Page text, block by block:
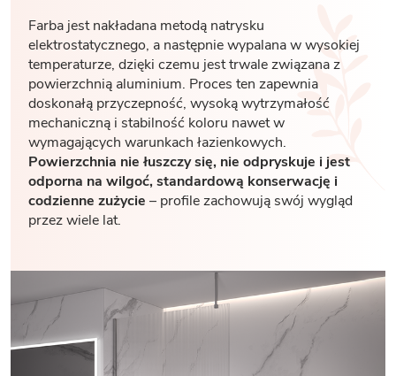
Farba jest nakładana metodą natrysku
elektrostatycznego, a następnie wypalana w wysokiej
temperaturze, dzięki czemu jest trwale związana z
powierzchnią aluminium. Proces ten zapewnia
doskonałą przyczepność, wysoką wytrzymałość
mechaniczną i stabilność koloru nawet w
wymagających warunkach łazienkowych.
Powierzchnia nie łuszczy się, nie odpryskuje i jest
odporna na wilgoć, standardową konserwację i
codzienne zużycie – profile zachowują swój wygląd
przez wiele lat.